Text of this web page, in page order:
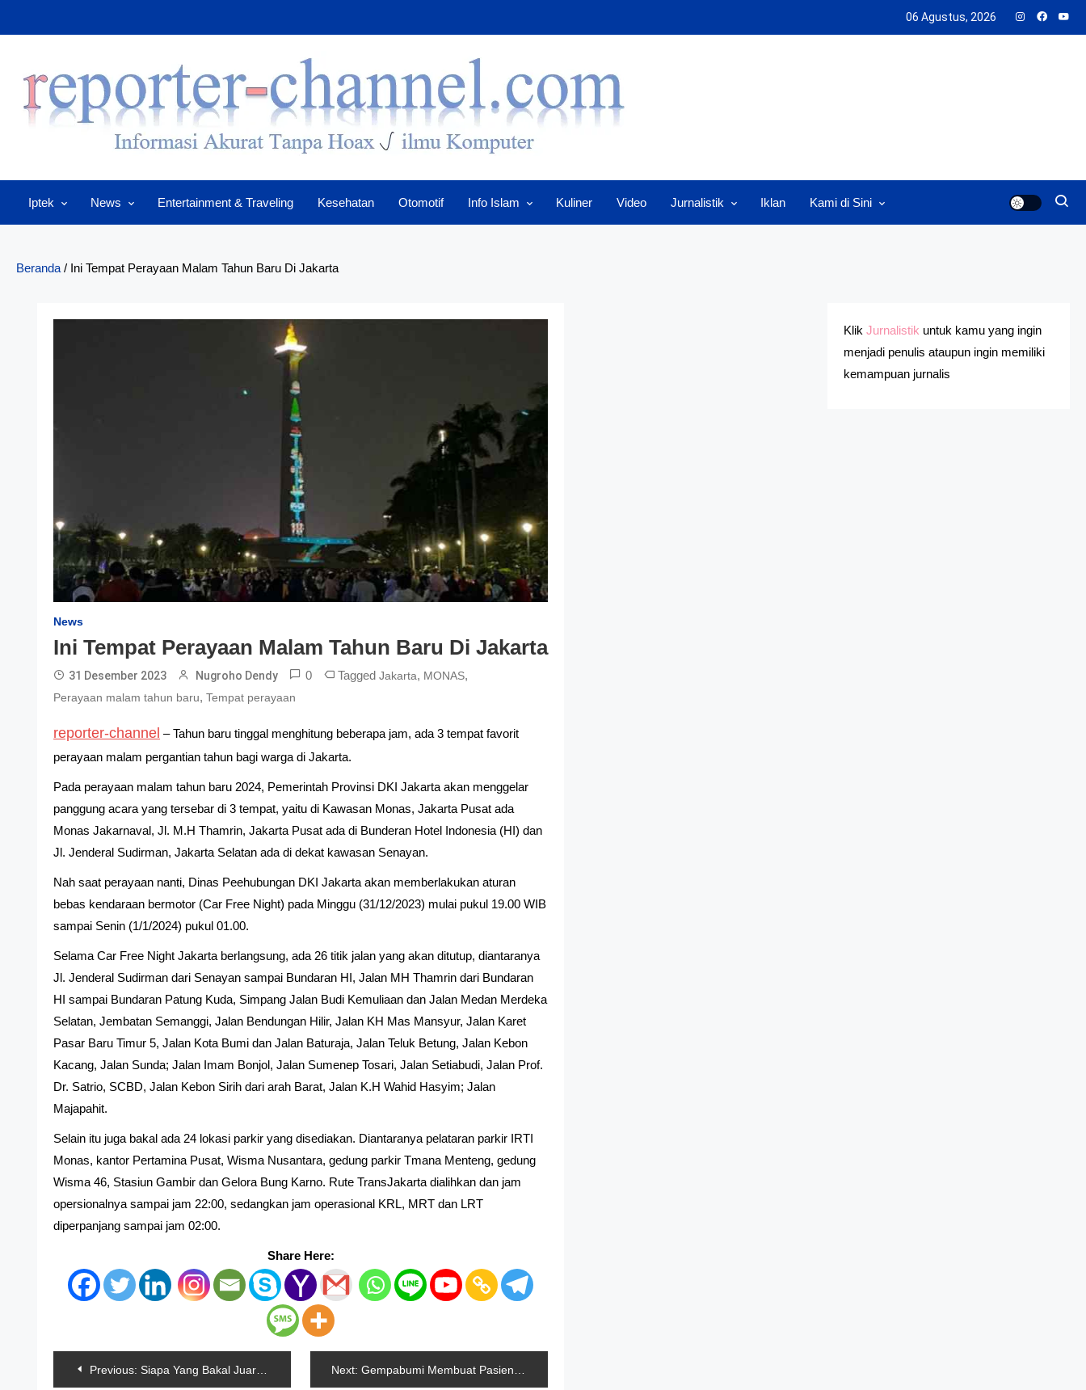
to
06 Agustus, 2026
Iptek News Entertainment & Traveling Kesehatan Otomotif Info Islam Kuliner Video Jurnalistik Iklan Kami di Sini
Beranda / Ini Tempat Perayaan Malam Tahun Baru Di Jakarta
News
Ini Tempat Perayaan Malam Tahun Baru Di Jakarta
31 Desember 2023 Nugroho Dendy 0 TaggedJakarta, MONAS,
Perayaan malam tahun baru,Tempat perayaan
reporter-channel – Tahun baru tinggal menghitung beberapa jam, ada 3 tempat favorit
perayaan malam pergantian tahun bagi warga di Jakarta.
Pada perayaan malam tahun baru 2024, Pemerintah Provinsi DKI Jakarta akan menggelar
panggung acara yang tersebar di 3 tempat, yaitu di Kawasan Monas, Jakarta Pusat ada
Monas Jakarnaval, Jl. M.H Thamrin, Jakarta Pusat ada di Bunderan Hotel Indonesia (HI) dan
Jl. Jenderal Sudirman, Jakarta Selatan ada di dekat kawasan Senayan.
Nah saat perayaan nanti, Dinas Peehubungan DKI Jakarta akan memberlakukan aturan
bebas kendaraan bermotor (Car Free Night) pada Minggu (31/12/2023) mulai pukul 19.00 WIB
sampai Senin (1/1/2024) pukul 01.00.
Selama Car Free Night Jakarta berlangsung, ada 26 titik jalan yang akan ditutup, diantaranya
Jl. Jenderal Sudirman dari Senayan sampai Bundaran HI, Jalan MH Thamrin dari Bundaran
HI sampai Bundaran Patung Kuda, Simpang Jalan Budi Kemuliaan dan Jalan Medan Merdeka
Selatan, Jembatan Semanggi, Jalan Bendungan Hilir, Jalan KH Mas Mansyur, Jalan Karet
Pasar Baru Timur 5, Jalan Kota Bumi dan Jalan Baturaja, Jalan Teluk Betung, Jalan Kebon
Kacang, Jalan Sunda; Jalan Imam Bonjol, Jalan Sumenep Tosari, Jalan Setiabudi, Jalan Prof.
Dr. Satrio, SCBD, Jalan Kebon Sirih dari arah Barat, Jalan K.H Wahid Hasyim; Jalan
Majapahit.
Selain itu juga bakal ada 24 lokasi parkir yang disediakan. Diantaranya pelataran parkir IRTI
Monas, kantor Pertamina Pusat, Wisma Nusantara, gedung parkir Tmana Menteng, gedung
Wisma 46, Stasiun Gambir dan Gelora Bung Karno. Rute TransJakarta dialihkan dan jam
opersionalnya sampai jam 22:00, sedangkan jam operasional KRL, MRT dan LRT
diperpanjang sampai jam 02:00.
Share Here:
Navigasi
Previous: Siapa Yang Bakal Juara, Pecco Bagnaia Atau Marc Marquez Next: Gempabumi Membuat Pasien RSUD Sumedang Berhamburan Mengungsi
KlikJurnalistik untuk kamu yang ingin
menjadi penulis ataupun ingin memiliki
kemampuan jurnalis